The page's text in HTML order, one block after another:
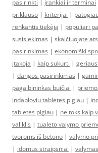
pasirinkti | įrankiai ir terminai
priklauso | kriterijai |
renkantis tiekėją | populiari
susisiekimas | skaičiuojate
pasirinkimas | ekonomiški
įtakoja | kaip sukurti |
| dangos pasirinkimas |
pagalbininkas buičiai |
indaploviu tabletes pigiau |
tabletes pigiau | ne toks kaip
valiklis | tualeto valymo
tvoroms iš betono | valymo
| idomus straipsniai |